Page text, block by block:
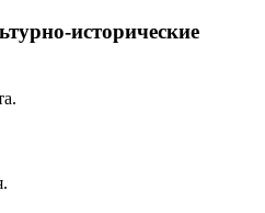
исторические